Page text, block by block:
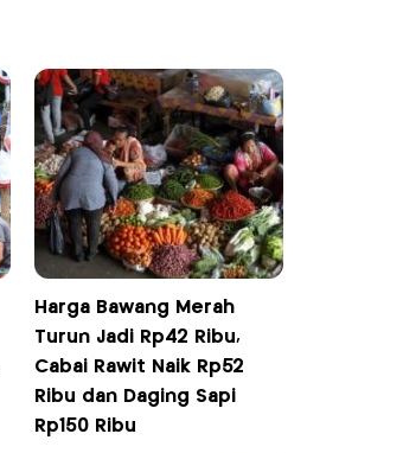
Harga Bawang Merah
Turun Jadi Rp42 Ribu,
Cabai Rawit Naik Rp52
Ribu dan Daging Sapi
Rp150 Ribu